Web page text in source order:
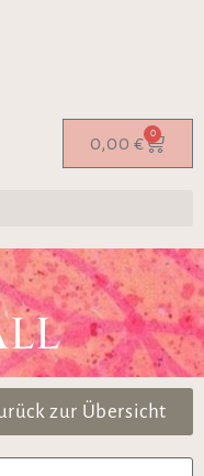
0,00 € 0
zur Übersicht